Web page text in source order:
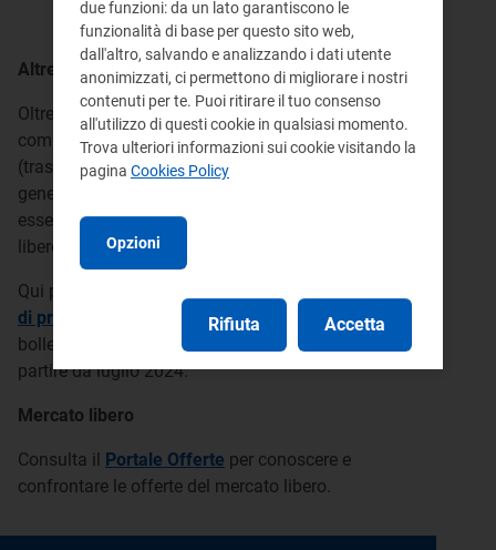
Altre componenti applicate in bolletta
Oltre alla spesa per la vendita, la bolletta
comprende anche i costi per i servizi di rete
(trasporto, distribuzione e misura), per gli oneri
generali di sistema e per le imposte, che devono
essere pagati da tutti i clienti, serviti nel mercato
libero o in tutela.
Qui puoi consultare i
di prezzo
al netto delle imposte, applicate in
bolletta ai clienti del Servizio a tutele graduali a
partire da luglio 2024.
Mercato libero
Consulta il Portale Offerte per conoscere e
confrontare le offerte del mercato libero.
due funzioni: da un lato garantiscono le
funzionalità di base per questo sito web,
dall'altro, salvando e analizzando i dati utente
anonimizzati, ci permettono di migliorare i nostri
contenuti per te. Puoi ritirare il tuo consenso
all'utilizzo di questi cookie in qualsiasi momento.
Trova ulteriori informazioni sui cookie visitando la
pagina Cookies Policy
Opzioni
Rifiuta Accetta